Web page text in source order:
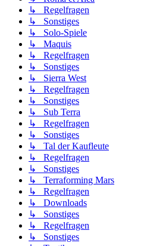
↳ Regelfragen
↳ Sonstiges
↳ Solo-Spiele
↳ Maquis
↳ Regelfragen
↳ Sonstiges
↳ Sierra West
↳ Regelfragen
↳ Sonstiges
↳ Sub Terra
↳ Regelfragen
↳ Sonstiges
↳ Tal der Kaufleute
↳ Regelfragen
↳ Sonstiges
↳ Terraforming Mars
↳ Regelfragen
↳ Downloads
↳ Sonstiges
↳ Regelfragen
↳ Sonstiges